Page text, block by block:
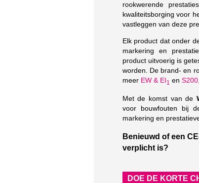
rookwerende
kwaliteitsborging voor
vastleggen van deze
Elk product dat onder
markering en
product uitvoerig is
worden. De brand- en
meer EW & EI1 en
Met de komst van de
voor bouwfouten bij
markering en
Benieuwd of een
verplicht is?
DOE DE KORTE